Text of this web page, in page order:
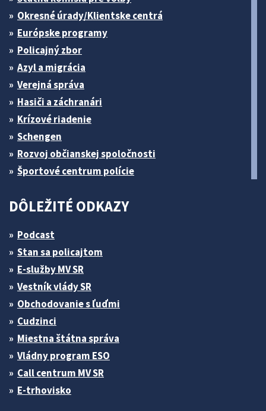
Okresné úrady/Klientske centrá
Európske programy
Policajný zbor
Azyl a migrácia
Verejná správa
Hasiči a záchranári
Krízové riadenie
Schengen
Rozvoj občianskej spoločnosti
Športové centrum polície
DÔLEŽITÉ ODKAZY
Podcast
Stan sa policajtom
E-služby MV SR
Vestník vlády SR
Obchodovanie s ľuďmi
Cudzinci
Miestna štátna správa
Vládny program ESO
Call centrum MV SR
E-trhovisko